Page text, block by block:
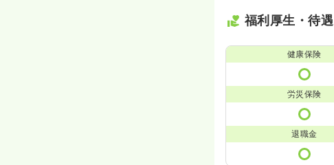
福利厚生・待遇
健康保険
労災保険
退職金